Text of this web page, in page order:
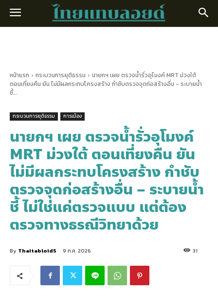
หน้าแรก กระบวนการยุติธรรม
นายกฯ เผย ตรวจน้ำรั่วอุโมงค์ MRT ม่วงใต้
ตอนเที่ยงคืน ยัน ไม่มีผลกระทบโครงสร้าง กำชับตรวจจุดก่อสร้างอื่น - ระบายน้ำ
ชี้...
กระบวนการยุติธรรม การเมือง
นายกฯ เผย ตรวจน้ำรั่วอุโมงค์
MRT ม่วงใต้ ตอนเที่ยงคืน ยัน
ไม่มีผลกระทบโครงสร้าง กำชับ
ตรวจจุดก่อสร้างอื่น – ระบายน้ำ
ชี้ ไม่ใช่แค่ตรวจแบบ แต่ต้อง
ตรวจทางธรณีวิทยาด้วย
By Thaitabloid5 9 ก.ค. 2026 31